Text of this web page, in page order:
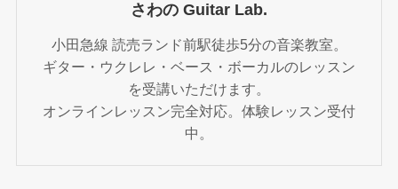
さわの Guitar Lab.
小田急線 読売ランド前駅徒歩5分の音楽教室。
ギター・ウクレレ・ベース・ボーカルのレッスン
を受講いただけます。
オンラインレッスン完全対応。体験レッスン受付
中。